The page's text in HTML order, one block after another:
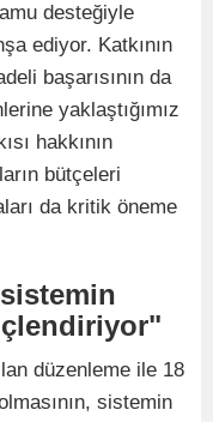
desteğiyle
ediyor. Katkının
başarısının da
yaklaştığımız
hakkının
bütçeleri
da kritik öneme
sistemin
düzenleme ile 18
sistemin